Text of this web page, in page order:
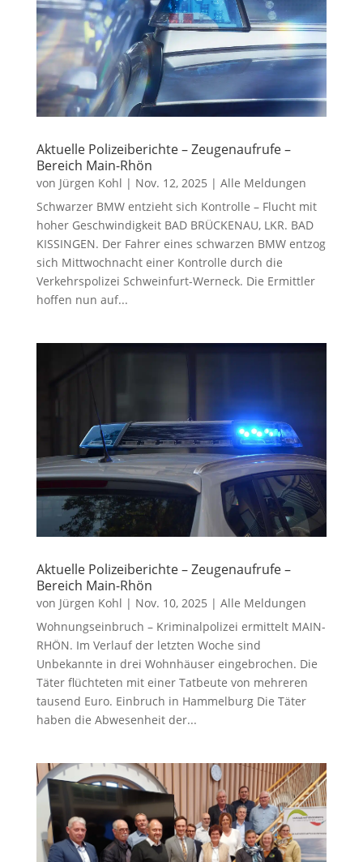
Aktuelle Polizeiberichte – Zeugenaufrufe –
Bereich Main-Rhön
von Jürgen Kohl | Nov. 12, 2025 | Alle Meldungen
Schwarzer BMW entzieht sich Kontrolle – Flucht mit
hoher Geschwindigkeit BAD BRÜCKENAU, LKR. BAD
KISSINGEN. Der Fahrer eines schwarzen BMW entzog
sich Mittwochnacht einer Kontrolle durch die
Verkehrspolizei Schweinfurt-Werneck. Die Ermittler
hoffen nun auf...
Aktuelle Polizeiberichte – Zeugenaufrufe –
Bereich Main-Rhön
von Jürgen Kohl | Nov. 10, 2025 | Alle Meldungen
Wohnungseinbruch – Kriminalpolizei ermittelt MAIN-
RHÖN. Im Verlauf der letzten Woche sind
Unbekannte in drei Wohnhäuser eingebrochen. Die
Täter flüchteten mit einer Tatbeute von mehreren
tausend Euro. Einbruch in Hammelburg Die Täter
haben die Abwesenheit der...